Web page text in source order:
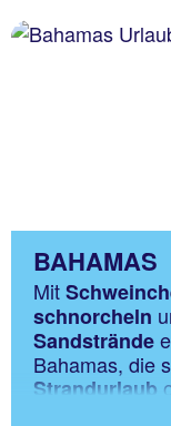
BAHAMAS
Mit
schnorcheln
Sandstrände
Bahamas, die
Strandurlaub